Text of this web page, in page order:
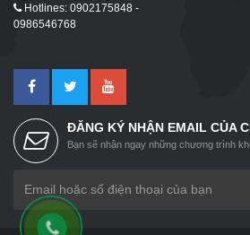
Hotlines: 0902175848 -
0986546768
ĐĂNG KÝ NHẬN EMAIL CỦA
Bạn sẽ nhận ngay những chương trình